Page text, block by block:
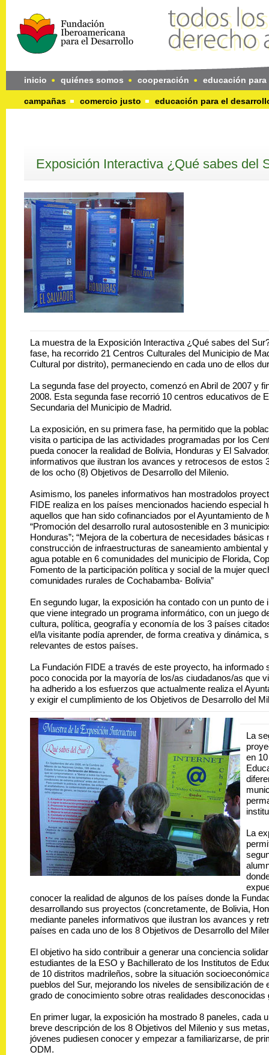
inicio quiénes somos cooperación educación
campañas comercio justo educación para el
Exposición Interactiva ¿Qué sabes del
La muestra de la Exposición Interactiva ¿Qué sabes del
fase, ha recorrido 21 Centros Culturales del Municipio de
Cultural por distrito), permaneciendo en cada uno de ellos
La segunda fase del proyecto, comenzó en Abril de 2007 y
2008. Esta segunda fase recorrió 10 centros educativos de
Secundaria del Municipio de Madrid.
La exposición, en su primera fase, ha permitido que la
visita o participa de las actividades programadas por los
pueda conocer la realidad de Bolivia, Honduras y El
informativos que ilustran los avances y retrocesos de estos
de los ocho (8) Objetivos de Desarrollo del Milenio.
Asimismo, los paneles informativos han mostradolos
FIDE realiza en los países mencionados haciendo especial
aquellos que han sido cofinanciados por el Ayuntamiento de
“Promoción del desarrollo rural autosostenible en 3
Honduras”; “Mejora de la cobertura de necesidades básicas
construcción de infraestructuras de saneamiento ambiental
agua potable en 6 comunidades del municipio de Florida,
Fomento de la participación política y social de la mujer
comunidades rurales de Cochabamba- Bolivia”
En segundo lugar, la exposición ha contado con un punto de
que viene integrado un programa informático, con un juego
cultura, política, geografía y economía de los 3 países
el/la visitante podía aprender, de forma creativa y dinámica,
relevantes de estos países.
La Fundación FIDE a través de este proyecto, ha informado
poco conocida por la mayoría de los/as ciudadanos/as que
ha adherido a los esfuerzos que actualmente realiza el
y exigir el cumplimiento de los Objetivos de Desarrollo del
La
en
La
conocer la realidad de algunos de los países donde la
desarrollando sus proyectos (concretamente, de Bolivia,
mediante paneles informativos que ilustran los avances y
países en cada uno de los 8 Objetivos de Desarrollo del
El objetivo ha sido contribuir a generar una conciencia
estudiantes de la ESO y Bachillerato de los Institutos de
de 10 distritos madrileños, sobre la situación
pueblos del Sur, mejorando los niveles de sensibilización de
grado de conocimiento sobre otras realidades desconocidas
En primer lugar, la exposición ha mostrado 8 paneles, cada
breve descripción de los 8 Objetivos del Milenio y sus
jóvenes pudiesen conocer y empezar a familiarizarse, de
ODM.